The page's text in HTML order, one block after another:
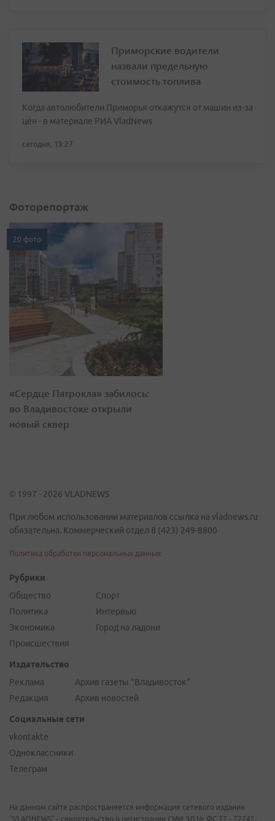
Приморские водители
назвали предельную
стоимость топлива
Когда автолюбители Приморья откажутся от машин из-за
цен - в материале РИА VladNews
сегодня, 19:27
Фоторепортаж
20 фото
«Сердце Патрокла» забилось:
во Владивостоке открыли
новый сквер
© 1997 - 2026 VLADNEWS
При любом использовании материалов ссылка на vladnews.ru
обязательна. Коммерческий отдел 8 (423) 249-8800
Политика обработки персональных данных
Рубрики
Общество
Политика
Экономика
Происшествия
Спорт
Интервью
Город на ладони
Издательство
Реклама
Редакция
Архив газеты "Владивосток"
Архив новостей
Социальные сети
vkontakte
Одноклассники
Телеграм
На данном сайте распространяется информация сетевого издания
"VLADNEWS" - свидетельство о регистрации СМИ ЭЛ № ФС 77 - 72742,